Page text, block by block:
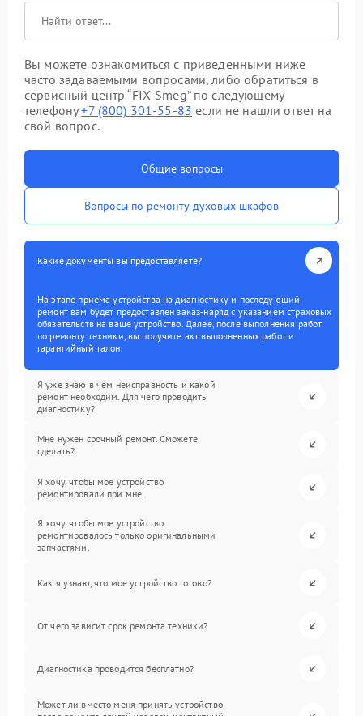
Вы можете ознакомиться с приведенными ниже
часто задаваемыми вопросами, либо обратиться в
сервисный центр “FIX-Smeg” по следующему
телефону+7 (800) 301-55-83 если не нашли ответ на
свой вопрос.
Общие вопросы
Вопросы по ремонту духовых шкафов
Какие документы вы предоставляете?
На этапе приема устройства на диагностику и последующий
ремонт вам будет предоставлен заказ-наряд с указанием страховых
обязательств на ваше устройство. Далее, после выполнения работ
по ремонту техники, вы получите акт выполненных работ и
гарантийный талон.
Я уже знаю в чем неисправность и какой
ремонт необходим. Для чего проводить
диагностику?
Мне нужен срочный ремонт. Сможете
сделать?
Я хочу, чтобы мое устройство
ремонтировали при мне.
Я хочу, чтобы мое устройство
ремонтировалось только оригинальными
запчастями.
Как я узнаю, что мое устройство готово?
От чего зависит срок ремонта техники?
Диагностика проводится бесплатно?
Может ли вместо меня принять устройство